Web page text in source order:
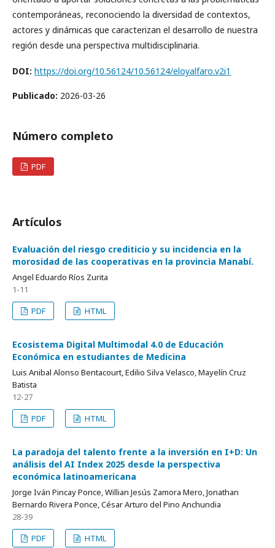
contemporáneas, reconociendo la diversidad de contextos,
actores y dinámicas que caracterizan el desarrollo de nuestra
región desde una perspectiva multidisciplinaria.
DOI: https://doi.org/10.56124/10.56124/eloyalfaro.v2i1
Publicado: 2026-03-26
Número completo
PDF
Artículos
Evaluación del riesgo crediticio y su incidencia en la
morosidad de las cooperativas en la provincia Manabí.
Angel Eduardo Ríos Zurita
1-11
PDF
HTML
Ecosistema Digital Multimodal 4.0 de Educación
Económica en estudiantes de Medicina
Luis Anibal Alonso Bentacourt, Edilio Silva Velasco, Mayelín Cruz
Batista
12-27
PDF
HTML
La paradoja del talento frente a la inversión en I+D: Un
análisis del AI Index 2025 desde la perspectiva
económica latinoamericana
Jorge Iván Pincay Ponce, Willian Jesús Zamora Mero, Jonathan
Bernardo Rivera Ponce, César Arturo del Pino Anchundia
28-39
PDF
HTML